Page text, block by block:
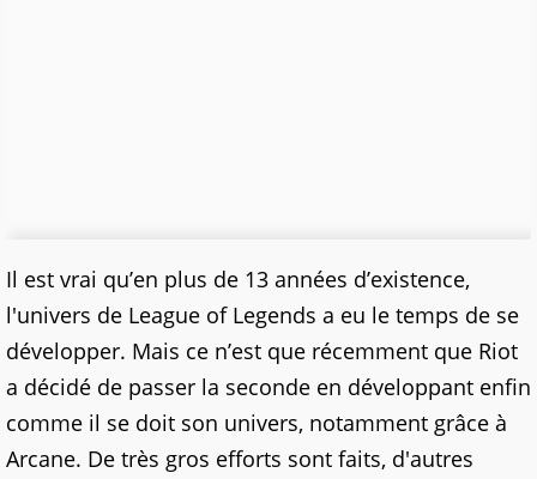
Il est vrai qu’en plus de 13 années d’existence,
l'univers de League of Legends a eu le temps de se
développer. Mais ce n’est que récemment que Riot
a décidé de passer la seconde en développant enfin
comme il se doit son univers, notamment grâce à
Arcane. De très gros efforts sont faits, d'autres